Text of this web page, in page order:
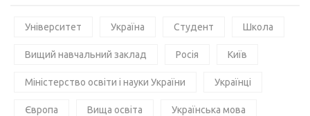
Університет Україна Студент Школа
Вищий навчальний заклад Росія Київ
Міністерство освіти і науки України Українці
Європа Вища освіта Українська мова